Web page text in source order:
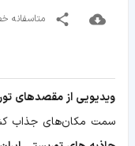
متاسفانه
ویدیویی از مقصدهای
سمت مکان‌های جذاب